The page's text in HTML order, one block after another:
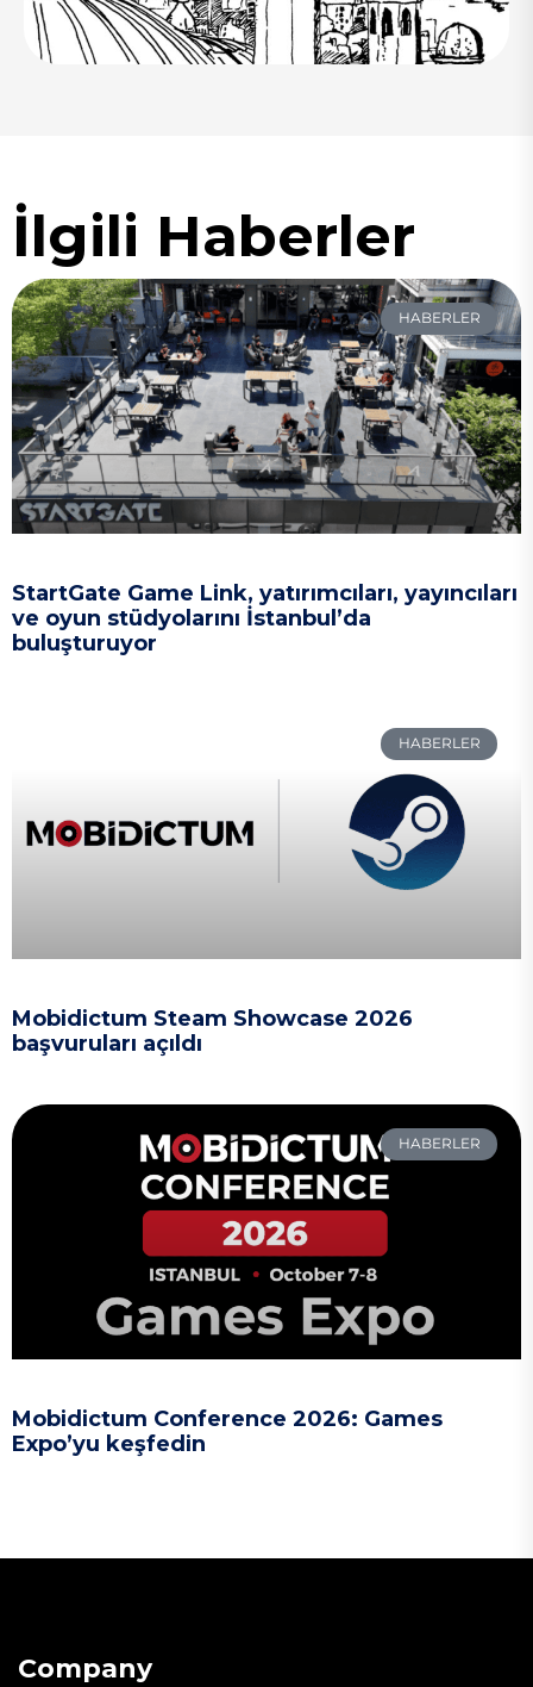
İlgili Haberler
HABERLER
StartGate Game Link, yatırımcıları, yayıncıları
ve oyun stüdyolarını İstanbul’da
buluşturuyor
HABERLER
Mobidictum Steam Showcase 2026
başvuruları açıldı
HABERLER
Mobidictum Conference 2026: Games
Expo’yu keşfedin
Company